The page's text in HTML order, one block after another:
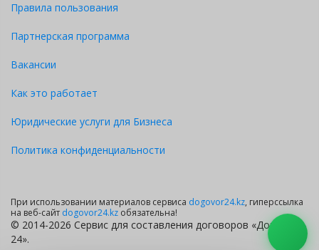
Правила пользования
Партнерская программа
Вакансии
Как это работает
Юридические услуги для Бизнеса
Политика конфиденциальности
При использовании материалов сервиса dogovor24.kz, гиперссылка
на веб-сайт dogovor24.kz обязательна!
© 2014-2026 Сервис для составления договоров «Договор
24».